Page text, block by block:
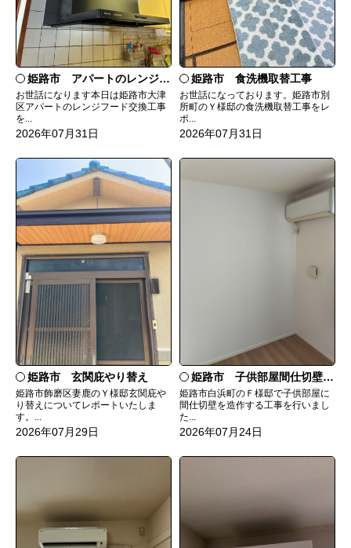
姫路市 アパートのレンジフード交換
お世話になります本日は姫路市大津
区アパートのレンジフード交換工事
を...
2026年07月31日
姫路市 食洗機取替工事
お世話になっております。姫路市別
所町のＹ様邸の食洗機取替工事をレ
ポ...
2026年07月31日
姫路市 玄関庇やり替え
姫路市飾磨区妻鹿のＹ様邸玄関庇や
り替えについてレポートいたしま
す。...
2026年07月29日
姫路市 子供部屋間仕切壁造作
姫路市白浜町のＦ様邸で子供部屋に
間仕切壁を造作する工事を行いまし
た...
2026年07月24日